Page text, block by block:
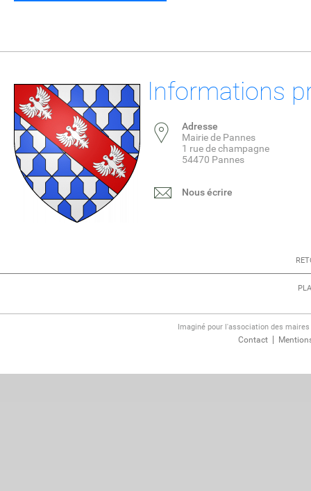
Informations
Adresse
Mairie de Pannes
1 rue de champagne
54470 Pannes
Nous écrire
Imaginé pour l'association des
Contact